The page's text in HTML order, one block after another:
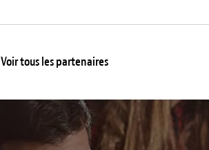
Voir tous les partenaires